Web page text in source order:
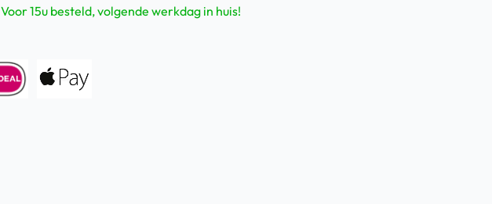
Voor 15u besteld, volgende werkdag in huis!